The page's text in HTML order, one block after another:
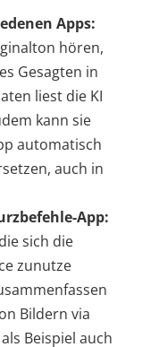
Apps:
hören,
Gesagten in
liest die KI
kann sie
automatisch
auch in
App:
sich die
zunutze
Bildern via
Beispiel auch